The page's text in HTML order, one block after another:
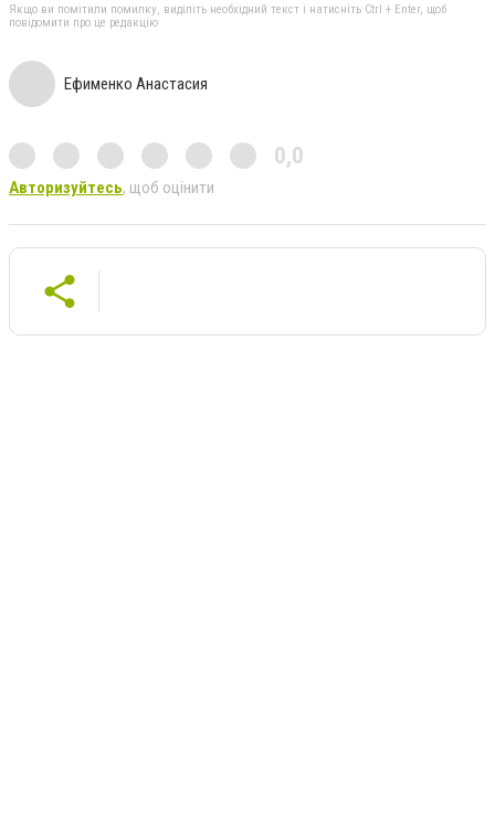
Якщо ви помітили помилку, виділіть необхідний текст і натисніть Ctrl + Enter, щоб
повідомити про це редакцію
Ефименко Анастасия
0,0
Авторизуйтесь, щоб оцінити